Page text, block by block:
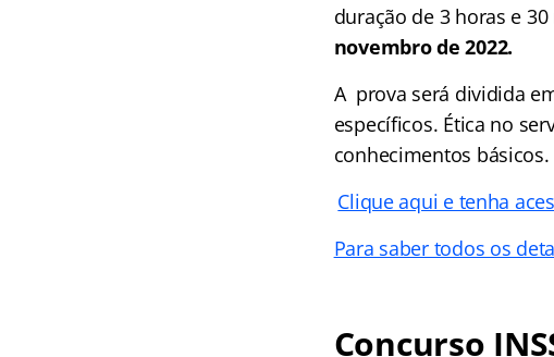
duração de 3 horas e
novembro de 2022.
A prova será dividida
específicos. Ética no
conhecimentos básicos.
Clique aqui e tenha
Para saber todos os
Concurso